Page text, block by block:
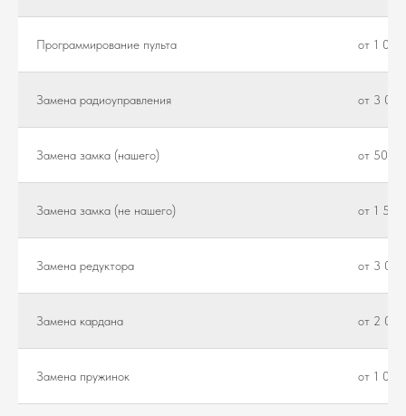
Программирование пульта от 1
Замена радиоуправления от 3
Замена замка (нашего) от 500 ₽
Замена замка (не нашего) от 1
Замена редуктора от 3
Замена кардана от 2
Замена пружинок от 1